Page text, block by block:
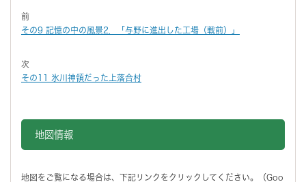
前
その9 記憶の中の風景2．「与野に進出した工場（戦前）」
次
その11 氷川神領だった上落合村
地図情報
地図をご覧になる場合は、下記リンクをクリックしてください。（Goo